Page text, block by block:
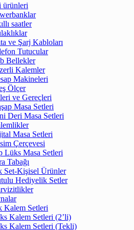
ürünleri
saatler
ve Şarj Kabloları
Tutucular
Bellekler
Kalemler
Makineleri
Ölçer
ve Gereçleri
Masa Setleri
Deri Masa Setleri
Masa Setleri
Çerçevesi
Lüks Masa Setleri
Tabağı
Set-Kişisel Ürünler
Hediyelik Setler
Kalem Setleri
Kalem Setleri (2’li)
Kalem Setleri (Tekli)